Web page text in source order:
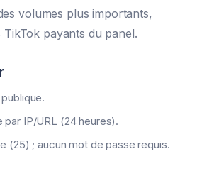
volumes plus importants,
TikTok payants du panel.
par IP/URL (24 heures).
(25) ; aucun mot de passe requis.